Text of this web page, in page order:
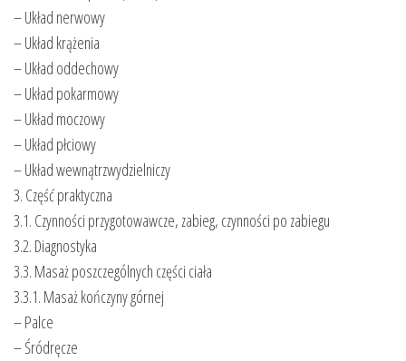
– Układ nerwowy
– Układ krążenia
– Układ oddechowy
– Układ pokarmowy
– Układ moczowy
– Układ płciowy
– Układ wewnątrzwydzielniczy
3. Część praktyczna
3.1. Czynności przygotowawcze, zabieg, czynności po zabiegu
3.2. Diagnostyka
3.3. Masaż poszczególnych części ciała
3.3.1. Masaż kończyny górnej
– Palce
– Śródręcze